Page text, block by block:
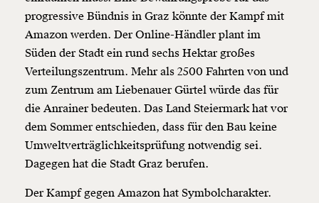
Weiter
1/3
progressive Bündnis in Graz könnte der Kampf mit
Amazon werden. Der Online-Händler plant im
Süden der Stadt ein rund sechs Hektar großes
Verteilungszentrum. Mehr als 2500 Fahrten von und
zum Zentrum am Liebenauer Gürtel würde das für
die Anrainer bedeuten. Das Land Steiermark hat vor
dem Sommer entschieden, dass für den Bau keine
Umweltverträglichkeitsprüfung notwendig sei.
Dagegen hat die Stadt Graz berufen.
Der Kampf gegen Amazon hat Symbolcharakter.